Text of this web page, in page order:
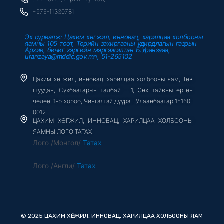
f
+976-11330781
Эх сурвалж: Цахим хөгжил, инновац, харилцаа холбооны
яамны 105 тоот, Төрийн захиргааны удирдлагын газрын
Архив, бичиг хэргийн мэргэжилтэн Б.Уранзаяа,
uranzaya@mddic.gov.mn, 51-265102
Цахим хөгжил, инновац, харилцаа холбооны яам, Төв
шуудан, Сүхбаатарын талбай - 1, Энх тайвны өргөн
чөлөө, 1-р хороо, Чингэлтэй дүүрэг, Улаанбаатар 15160-
0012
ЦАХИМ ХӨГЖИЛ, ИННОВАЦ, ХАРИЛЦАА ХОЛБООНЫ
ЯАМНЫ ЛОГО ТАТАХ
Лого /Монгол/ Татах
Лого /Англи/ Татах
© 2025 ЦАХИМ ХӨГЖИЛ, ИННОВАЦ, ХАРИЛЦАА ХОЛБООНЫ ЯАМ